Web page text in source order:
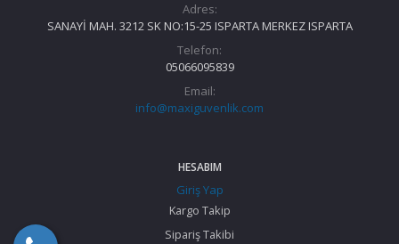
Adres:
SANAYİ MAH. 3212 SK NO:15-25 ISPARTA MERKEZ ISPARTA
Telefon:
05066095839
Email:
info@maxiguvenlik.com
HESABIM
Giriş Yap
Kargo Takip
Sipariş Takibi